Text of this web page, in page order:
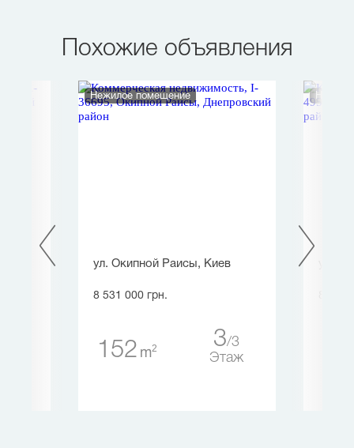
Похожие объявления
Нежилое помещение
ул. Окипной Раиcы, Киев
8 531 000 грн.
152 m2 3 3
Этаж